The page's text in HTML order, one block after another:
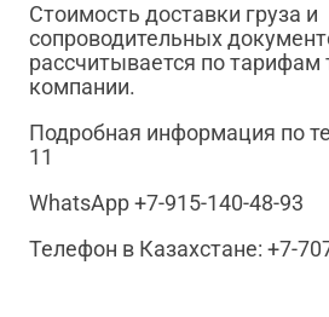
Стоимость доставки груза и
сопроводительных
рассчитывается по тарифам
компании.
Подробная информация по
11
WhatsApp +7-915-140-48-93
Телефон в Казахстане: +7-